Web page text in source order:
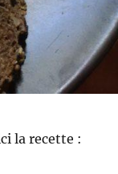
la recette :